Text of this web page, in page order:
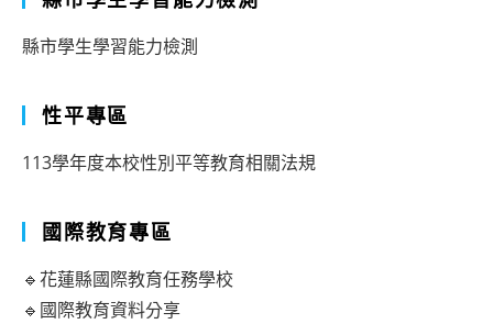
縣市學生學習能力檢測
性平專區
113學年度本校性別平等教育相關法規
國際教育專區
🔹花蓮縣國際教育任務學校
🔹國際教育資料分享